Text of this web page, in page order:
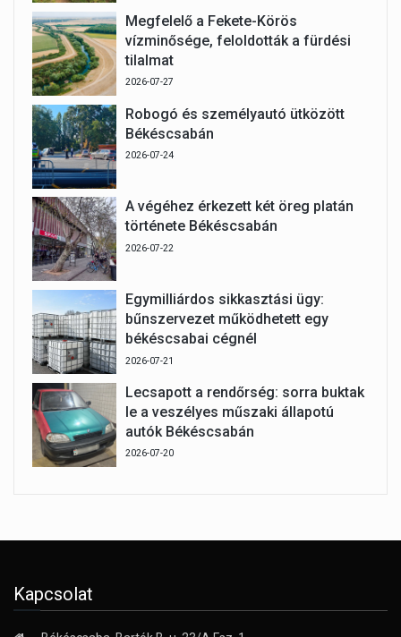
Megfelelő a Fekete-Körös
vízminősége, feloldották a fürdési
tilalmat
2026-07-27
Robogó és személyautó ütközött
Békéscsabán
2026-07-24
A végéhez érkezett két öreg platán
története Békéscsabán
2026-07-22
Egymilliárdos sikkasztási ügy:
bűnszervezet működhetett egy
békéscsabai cégnél
2026-07-21
Lecsapott a rendőrség: sorra buktak
le a veszélyes műszaki állapotú
autók Békéscsabán
2026-07-20
Kapcsolat